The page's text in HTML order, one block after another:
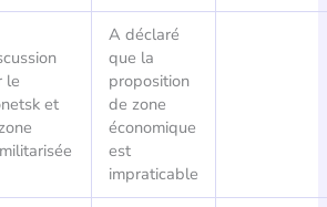
le
et
A déclaré
que la
proposition
de zone
économique
est
impraticable